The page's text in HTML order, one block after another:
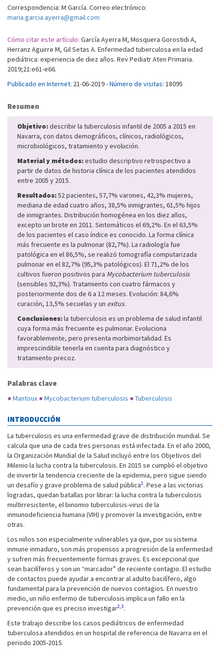
Correspondencia: M García. Correo electrónico:
maria.garcia.ayerra@gmail.com
Cómo citar este artículo: García Ayerra M, Mosquera Gorostidi A,
Herranz Aguirre M, Gil Setas A. Enfermedad tuberculosa en la edad
pediátrica: experiencia de diez años. Rev Pediatr Aten Primaria.
2019;21:e61-e66.
Publicado en Internet: 21-06-2019 -Número de visitas: 18095
Resumen
Objetivo:describir la tuberculosis infantil de 2005 a 2015 en
Navarra, con datos demográficos, clínicos, radiológicos,
microbiológicos, tratamiento y evolución.
Material y métodos:estudio descriptivo retrospectivo a
partir de datos de historia clínica de los pacientes atendidos
entre 2005 y 2015.
Resultados:52 pacientes, 57,7% varones, 42,3% mujeres,
mediana de edad cuatro años, 38,5% inmigrantes, 61,5% hijos
de inmigrantes. Distribución homogénea en los diez años,
excepto un brote en 2011. Sintomáticos el 69,2%. En el 63,5%
de los pacientes el caso índice es conocido. La forma clínica
más frecuente es la pulmonar (82,7%). La radiología fue
patológica en el 86,5%, se realizó tomografía computarizada
pulmonar en el 82,7% (95,3% patológicos). El 71,2% de los
cultivos fueron positivos para Mycobacterium tuberculosis
(sensibles 92,3%). Tratamiento con cuatro fármacos y
posteriormente dos de 6 a 12 meses. Evolución: 84,6%
curación, 13,5% secuelas y un exitus.
Conclusiones:la tuberculosis es un problema de salud infantil
cuya forma más frecuente es pulmonar. Evoluciona
favorablemente, pero presenta morbimortalidad. Es
imprescindible tenerla en cuenta para diagnóstico y
tratamiento precoz.
Palabras clave
●Mantoux ●Mycobacterium tuberculosis ●Tuberculosis
INTRODUCCIÓN
La tuberculosis es una enfermedad grave de distribución mundial. Se
calcula que una de cada tres personas está infectada. En el año 2000,
la Organización Mundial de la Salud incluyó entre los Objetivos del
Milenio la lucha contra la tuberculosis. En 2015 se cumplió el objetivo
de invertir la tendencia creciente de la epidemia, pero sigue siendo
un desafío y grave problema de salud pública1. Pese a las victorias
logradas, quedan batallas por librar: la lucha contra la tuberculosis
multirresistente, el binomio tuberculosis-virus de la
inmunodeficiencia humana (VIH) y promover la investigación, entre
otras.
Los niños son especialmente vulnerables ya que, por su sistema
inmune inmaduro, son más propensos a progresión de la enfermedad
y sufren más frecuentemente formas graves. Es excepcional que
sean bacilíferos y son un “marcador” de reciente contagio. El estudio
de contactos puede ayudar a encontrar al adulto bacilífero, algo
fundamental para la prevención de nuevos contagios. En nuestro
medio, un niño enfermo de tuberculosis implica un fallo en la
prevención que es preciso investigar2,3.
Este trabajo describe los casos pediátricos de enfermedad
tuberculosa atendidos en un hospital de referencia de Navarra en el
periodo 2005-2015.